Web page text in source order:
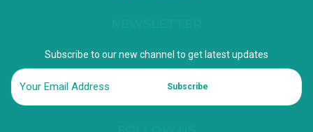
Subscribe to our new channel to get latest updates
Subscribe